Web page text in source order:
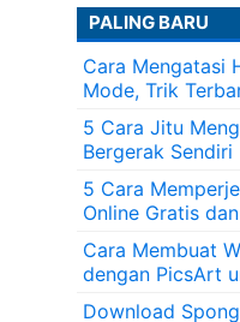
PALING BARU
Cara Mengatasi
Mode, Trik
5 Cara Jitu
Bergerak Sendiri
5 Cara
Online Gratis
Cara Membuat
dengan PicsArt
Download